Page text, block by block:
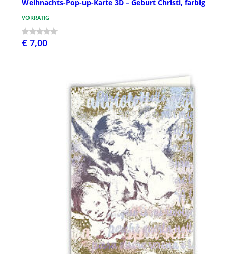
Weihnachts-Pop-up-Karte 3D – Geburt Christi, farbig
VORRÄTIG
€ 7,00